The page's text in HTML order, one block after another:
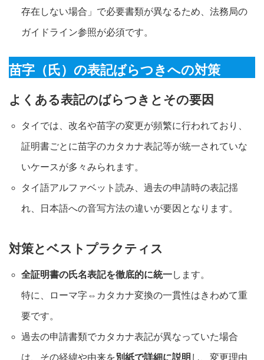
存在しない場合」で必要書類が異なるため、法務局の
ガイドライン参照が必須です。
苗字（氏）の表記ばらつきへの対策
よくある表記のばらつきとその要因
タイでは、改名や苗字の変更が頻繁に行われており、
証明書ごとに苗字のカタカナ表記等が統一されていな
いケースが多々みられます。
タイ語アルファベット読み、過去の申請時の表記揺
れ、日本語への音写方法の違いが要因となります。
対策とベストプラクティス
全証明書の氏名表記を徹底的に統一します。
特に、ローマ字⇔カタカナ変換の一貫性はきわめて重
要です。
過去の申請書類でカタカナ表記が異なっていた場合
は、その経緯や由来を別紙で詳細に説明 し、変更理由